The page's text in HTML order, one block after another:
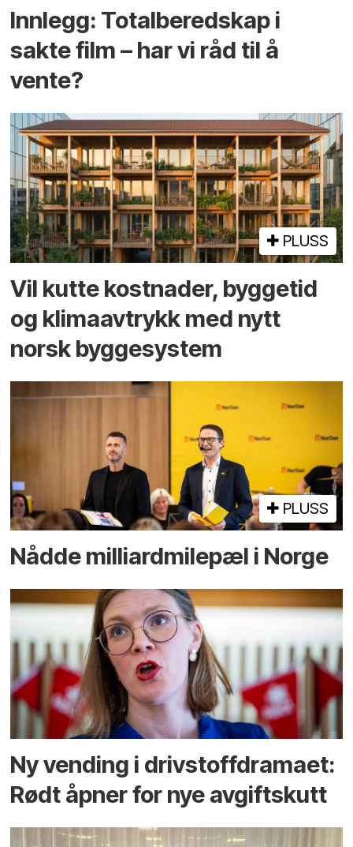
Innlegg: Totalberedskap i
sakte film – har vi råd til å
vente?
PLUSS
Vil kutte kostnader, byggetid
og klima­avtrykk med nytt
norsk bygge­system
PLUSS
Nådde milliard­­milepæl i Norge
Ny vending i drivstoffdramaet:
Rødt åpner for nye avgiftskutt